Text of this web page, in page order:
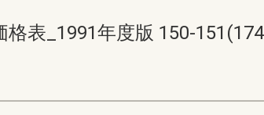
表_1991年度版 150-